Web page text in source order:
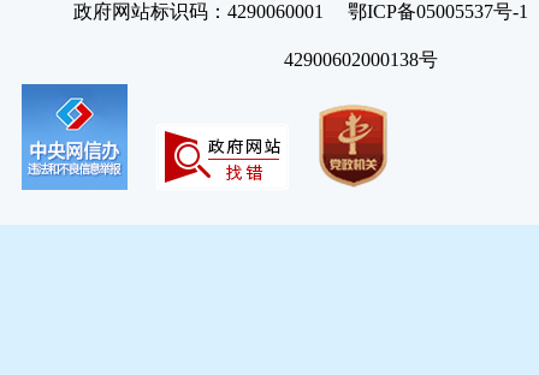
政府网站标识码：4290060001 鄂ICP备05005537号
42900602000138号